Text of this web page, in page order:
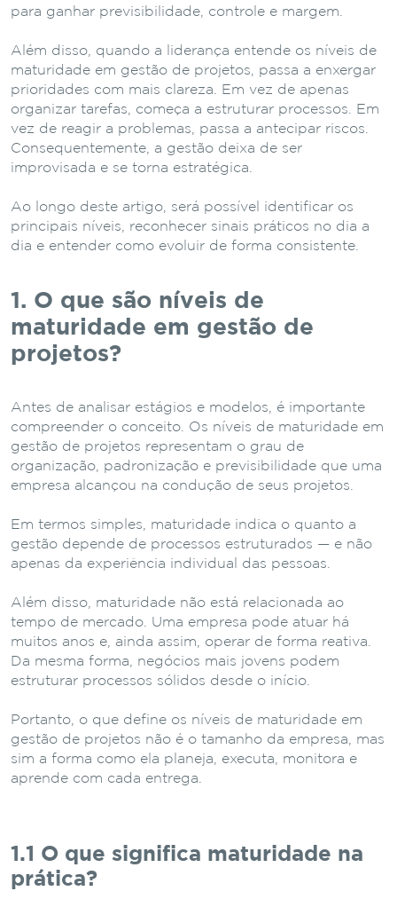
para ganhar previsibilidade, controle e margem.
Além disso, quando a liderança entende os níveis de
maturidade em gestão de projetos, passa a enxergar
prioridades com mais clareza. Em vez de apenas
organizar tarefas, começa a estruturar processos. Em
vez de reagir a problemas, passa a antecipar riscos.
Consequentemente, a gestão deixa de ser
improvisada e se torna estratégica.
Ao longo deste artigo, será possível identificar os
principais níveis, reconhecer sinais práticos no dia a
dia e entender como evoluir de forma consistente.
1. O que são níveis de
maturidade em gestão de
projetos?
Antes de analisar estágios e modelos, é importante
compreender o conceito. Os níveis de maturidade em
gestão de projetos representam o grau de
organização, padronização e previsibilidade que uma
empresa alcançou na condução de seus projetos.
Em termos simples, maturidade indica o quanto a
gestão depende de processos estruturados — e não
apenas da experiência individual das pessoas.
Além disso, maturidade não está relacionada ao
tempo de mercado. Uma empresa pode atuar há
muitos anos e, ainda assim, operar de forma reativa.
Da mesma forma, negócios mais jovens podem
estruturar processos sólidos desde o início.
Portanto, o que define os níveis de maturidade em
gestão de projetos não é o tamanho da empresa, mas
sim a forma como ela planeja, executa, monitora e
aprende com cada entrega.
1.1 O que significa maturidade na
prática?